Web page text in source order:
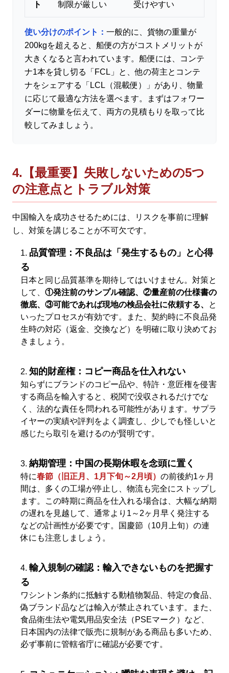
ト
制限が厳しい
受けやすい
使い分けのポイント： 一般的に、貨物の重量が
200kgを超えると、船便の方がコストメリットが
大きくなると言われています。船便には、コンテ
ナ1本を貸し切る「FCL」と、他の荷主とコンテ
ナをシェアする「LCL（混載便）」があり、物量
に応じて最適な方法を選べます。まずはフォワー
ダーに物量を伝えて、両方の見積もりを取って比
較してみましょう。
4.【最重要】失敗しないための5つ
の注意点とトラブル対策
中国輸入を成功させるためには、リスクを事前に理解
し、対策を講じることが不可欠です。
品質管理：不良品は「発生するもの」と心得
る
日本と同じ品質基準を期待してはいけません。対策と
して、 ①発注前のサンプル確認、②量産前の仕様書の
徹底、③可能であれば現地の検品会社に依頼する、
と
いったプロセスが有効です。また、契約時に不良品発
生時の対応（返金、交換など）を明確に取り決めてお
きましょう。
知的財産権：コピー商品を仕入れない
知らずにブランドのコピー品や、特許・意匠権を侵害
する商品を輸入すると、税関で没収されるだけでな
く、法的な責任を問われる可能性があります。サプラ
イヤーの実績や評判をよく調査し、少しでも怪しいと
感じたら取引を避けるのが賢明です。
納期管理：中国の長期休暇を念頭に置く
特に春節（旧正月、1月下旬～2月頃） の前後約1ヶ月
間は、多くの工場が停止し、物流も完全にストップし
ます。この時期に商品を仕入れる場合は、大幅な納期
の遅れを見越して、通常より1～2ヶ月早く発注する
などの計画性が必要です。国慶節（10月上旬）の連
休にも注意しましょう。
輸入規制の確認：輸入できないものを把握す
る
ワシントン条約に抵触する動植物製品、特定の食品、
偽ブランド品などは輸入が禁止されています。また、
食品衛生法や電気用品安全法（PSEマーク）など、
日本国内の法律で販売に規制がある商品も多いため、
必ず事前に管轄省庁に確認が必要です。